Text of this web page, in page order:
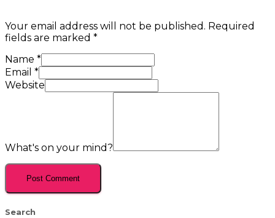
Your email address will not be published. Required
fields are marked *
Name *
Email *
Website
What's on your mind?
Search